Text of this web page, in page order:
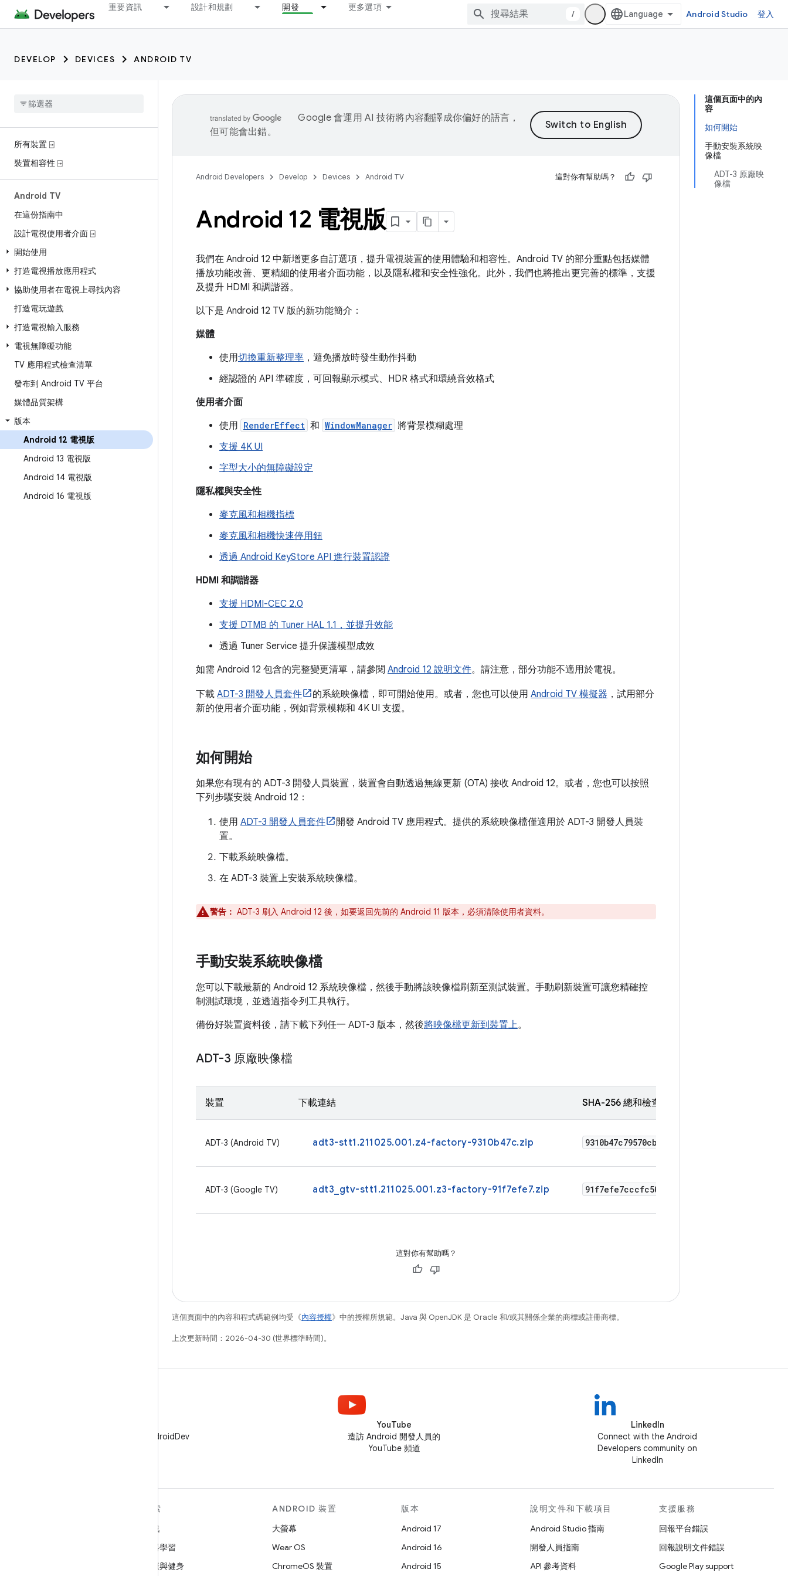
重要資訊 設計和規劃 開發 更多選項
/ Android Studio 登入
DEVELOP DEVICES ANDROID TV
所有裝置 ⍈
裝置相容性 ⍈
Android TV
在這份指南中
設計電視使用者介面 ⍈
開始使用
打造電視播放應用程式
協助使用者在電視上尋找內容
打造電玩遊戲
打造電視輸入服務
電視無障礙功能
TV 應用程式檢查清單
發布到 Android TV 平台
媒體品質架構
版本
Android 12 電視版
Android 13 電視版
Android 14 電視版
Android 16 電視版
這個頁面中的內
容
如何開始
手動安裝系統映
像檔
ADT-3 原廠映
像檔
Google 會運用 AI 技術將內容翻譯成你偏好的語言，
但可能會出錯。
Android Developers Develop Devices Android TV 這對你有幫助嗎？
Android 12 電視版
我們在 Android 12 中新增更多自訂選項，提升電視裝置的使用體驗和相容性。Android TV 的部分重點包括媒體
播放功能改善、更精細的使用者介面功能，以及隱私權和安全性強化。此外，我們也將推出更完善的標準，支援
及提升 HDMI 和調諧器。
以下是 Android 12 TV 版的新功能簡介：
媒體
使用切換重新整理率 ，避免播放時發生動作抖動
經認證的 API 準確度，可回報顯示模式、HDR 格式和環繞音效格式
使用者介面
使用 RenderEffect 和 WindowManager 將背景模糊處理
支援 4K UI
字型大小的無障礙設定
隱私權與安全性
麥克風和相機指標
麥克風和相機快速停用鈕
透過 Android KeyStore API 進行裝置認證
HDMI 和調諧器
支援 HDMI-CEC 2.0
支援 DTMB 的 Tuner HAL 1.1，並提升效能
透過 Tuner Service 提升保護模型成效
如需 Android 12 包含的完整變更清單，請參閱 Android 12 說明文件。請注意，部分功能不適用於電視。
下載 ADT-3 開發人員套件 的系統映像檔，即可開始使用。或者，您也可以使用 Android TV 模擬器 ，試用部分
新的使用者介面功能，例如背景模糊和 4K UI 支援。
如何開始
如果您有現有的 ADT-3 開發人員裝置，裝置會自動透過無線更新 (OTA) 接收 Android 12。或者，您也可以按照
下列步驟安裝 Android 12：
使用 ADT-3 開發人員套件
開發 Android TV 應用程式。提供的系統映像檔僅適用於 ADT-3 開發人員裝
置。
下載系統映像檔。
在 ADT-3 裝置上安裝系統映像檔。
警告： ADT-3 刷入 Android 12 後，如要返回先前的 Android 11 版本，必須清除使用者資料。
手動安裝系統映像檔
您可以下載最新的 Android 12 系統映像檔，然後手動將該映像檔刷新至測試裝置。手動刷新裝置可讓您精確控
制測試環境，並透過指令列工具執行。
備份好裝置資料後，請下載下列任一 ADT-3 版本，然後將映像檔更新到裝置上。
ADT-3 原廠映像檔
裝置 下載連結 SHA-256 總和檢查碼
ADT-3 (Android TV) adt3-stt1.211025.001.z4-factory-9310b47c.zip
ADT-3 (Google TV) adt3_gtv-stt1.211025.001.z3-factory-91f7efe7.zip
這對你有幫助嗎？
這個頁面中的內容和程式碼範例均受《內容授權》中的授權所規範。Java 與 OpenJDK 是 Oracle 和/或其關係企業的商標或註冊商標。
上次更新時間：2026-04-30 (世界標準時間)。
在 X 中追蹤 @AndroidDev
YouTube
造訪 Android 開發人員的
YouTube 頻道
LinkedIn
Connect with the Android
Developers community on
LinkedIn
探索
遊戲
機器學習
健康與健身
ANDROID 裝置
大螢幕
Wear OS
ChromeOS 裝置
版本
Android 17
Android 16
Android 15
說明文件和下載項目
Android Studio 指南
開發人員指南
API 參考資料
支援服務
回報平台錯誤
回報說明文件錯誤
Google Play support